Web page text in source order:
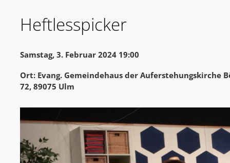
Heftlesspicker
Samstag, 3. Februar 2024 19:00
Ort: Evang. Gemeindehaus der Auferstehungskirche
72, 89075 Ulm